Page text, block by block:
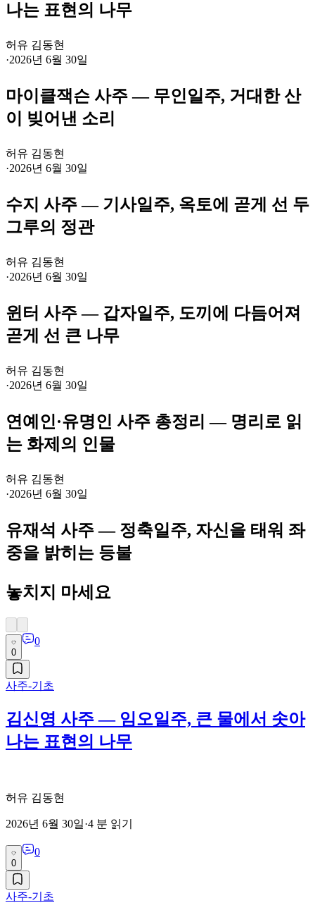
나는 표현의 나무
허유 김동현
·2026년 6월 30일
마이클잭슨 사주 — 무인일주, 거대한 산
이 빚어낸 소리
허유 김동현
·2026년 6월 30일
수지 사주 — 기사일주, 옥토에 곧게 선 두
그루의 정관
허유 김동현
·2026년 6월 30일
윈터 사주 — 갑자일주, 도끼에 다듬어져
곧게 선 큰 나무
허유 김동현
·2026년 6월 30일
연예인·유명인 사주 총정리 — 명리로 읽
는 화제의 인물
허유 김동현
·2026년 6월 30일
유재석 사주 — 정축일주, 자신을 태워 좌
중을 밝히는 등불
놓치지 마세요
0
0
사주-기초
김신영 사주 — 임오일주, 큰 물에서 솟아
나는 표현의 나무
허유 김동현
2026년 6월 30일·4 분 읽기
0
0
사주-기초